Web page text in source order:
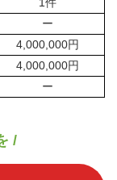
ー
4,000,000円
4,000,000円
ー
/